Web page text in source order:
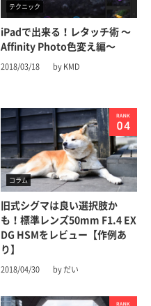
テクニック
iPadで出来る！レタッチ術 〜
Affinity Photo色変え編〜
2018/03/18 by KMD
コラム
旧式シグマは良い選択肢か
も！標準レンズ50mm F1.4 EX
DG HSMをレビュー【作例あ
り】
2018/04/30 by だい